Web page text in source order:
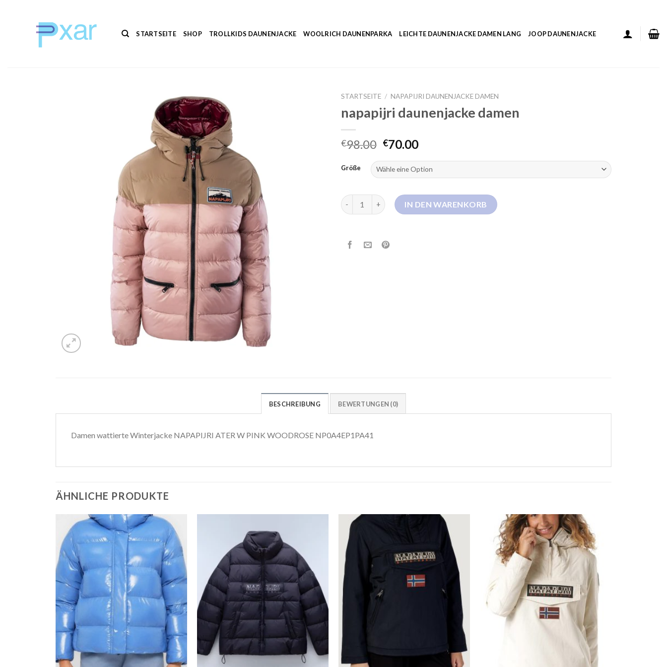
STARTSEITE SHOP TROLLKIDS DAUNENJACKE WOOLRICH DAUNENPARKA LEICHTE DAUNENJACKE DAMEN LANG JOOP DAUNENJACKE
STARTSEITE / NAPAPIJRI DAUNENJACKE DAMEN
napapijri daunenjacke damen
€98.00 €70.00
Größe
napapijri daunenjacke damen Menge
IN DEN WARENKORB
BESCHREIBUNG BEWERTUNGEN (0)
Damen wattierte Winterjacke NAPAPIJRI ATER W PINK WOODROSE NP0A4EP1PA41
ÄHNLICHE PRODUKTE